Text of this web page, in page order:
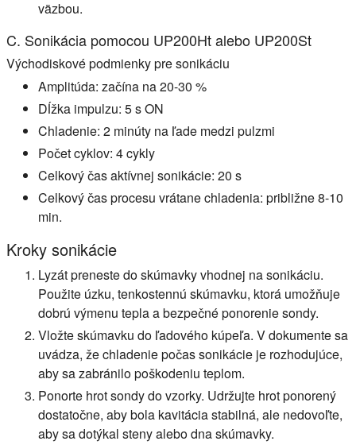
väzbou.
C. Sonikácia pomocou UP200Ht alebo UP200St
Východiskové podmienky pre sonikáciu
Amplitúda: začína na 20-30 %
Dĺžka impulzu: 5 s ON
Chladenie: 2 minúty na ľade medzi pulzmi
Počet cyklov: 4 cykly
Celkový čas aktívnej sonikácie: 20 s
Celkový čas procesu vrátane chladenia: približne 8-10
min.
Kroky sonikácie
Lyzát preneste do skúmavky vhodnej na sonikáciu.
Použite úzku, tenkostennú skúmavku, ktorá umožňuje
dobrú výmenu tepla a bezpečné ponorenie sondy.
Vložte skúmavku do ľadového kúpeľa. V dokumente sa
uvádza, že chladenie počas sonikácie je rozhodujúce,
aby sa zabránilo poškodeniu teplom.
Ponorte hrot sondy do vzorky. Udržujte hrot ponorený
dostatočne, aby bola kavitácia stabilná, ale nedovoľte,
aby sa dotýkal steny alebo dna skúmavky.